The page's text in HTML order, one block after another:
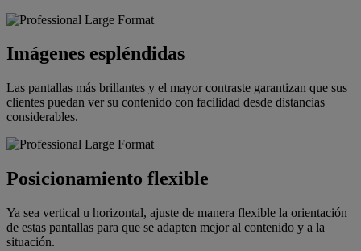
Imágenes espléndidas
Las pantallas más brillantes y el mayor contraste garantizan que sus
clientes puedan ver su contenido con facilidad desde distancias
considerables.
Posicionamiento flexible
Ya sea vertical u horizontal, ajuste de manera flexible la orientación
de estas pantallas para que se adapten mejor al contenido y a la
situación.